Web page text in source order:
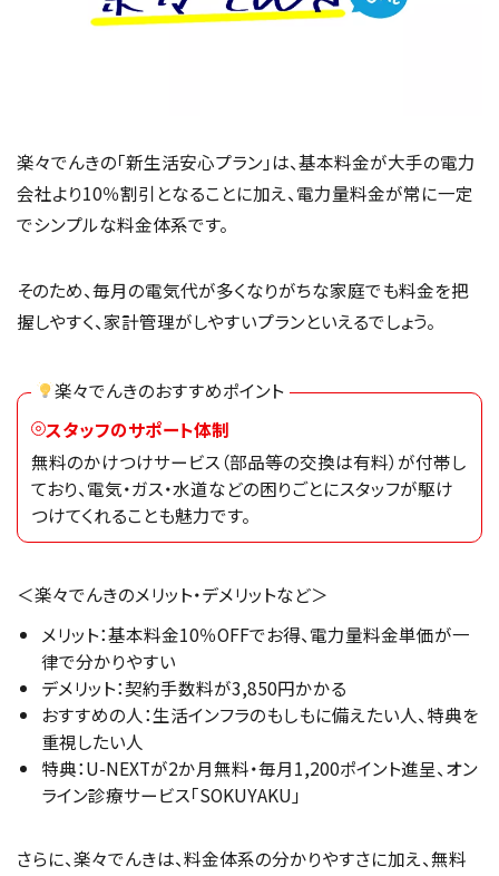
楽々でんきの「新生活安心プラン」は、基本料金が大手の電力
会社より10％割引となることに加え、電力量料金が常に一定
でシンプルな料金体系です。
そのため、毎月の電気代が多くなりがちな家庭でも料金を把
握しやすく、家計管理がしやすいプランといえるでしょう。
楽々でんきのおすすめポイント
スタッフのサポート体制
無料のかけつけサービス（部品等の交換は有料）が付帯し
ており、電気・ガス・水道などの困りごとにスタッフが駆け
つけてくれることも魅力です。
＜楽々でんきのメリット・デメリットなど＞
メリット：基本料金10％OFFでお得、電力量料金単価が一
律で分かりやすい
デメリット：契約手数料が3,850円かかる
おすすめの人：生活インフラのもしもに備えたい人、特典を
重視したい人
特典：U-NEXTが2か月無料・毎月1,200ポイント進呈、オン
ライン診療サービス「SOKUYAKU」
さらに、楽々でんきは、料金体系の分かりやすさに加え、無料